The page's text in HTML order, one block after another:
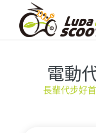
電動
長輩代步好